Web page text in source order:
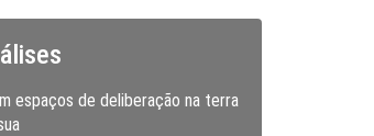
espaços de deliberação na terra